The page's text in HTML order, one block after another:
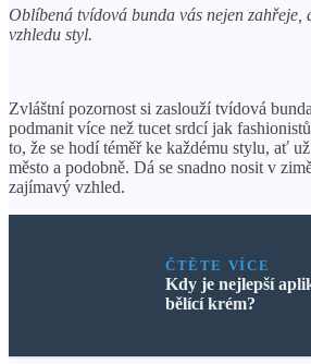
Oblíbená tvídová bunda vás nejen zahřeje,
vzhledu styl.
Zvláštní pozornost si zaslouží tvídová
podmanit více než tucet srdcí jak
to, že se hodí téměř ke každému stylu, ať
město a podobně. Dá se snadno nosit v
zajímavý vzhled.
ČTĚTE VÍCE
Kdy je nejlepší
bělící krém?